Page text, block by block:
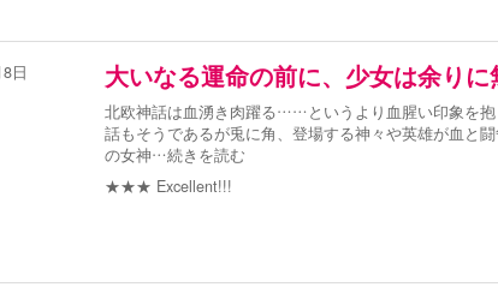
日 大いなる運命の前に、少女は余りに
北欧神話は血湧き肉躍る……というより血腥い印象を
話もそうであるが兎に角、登場する神々や英雄が血と
の女神…続きを読む
★★★ Excellent!!!